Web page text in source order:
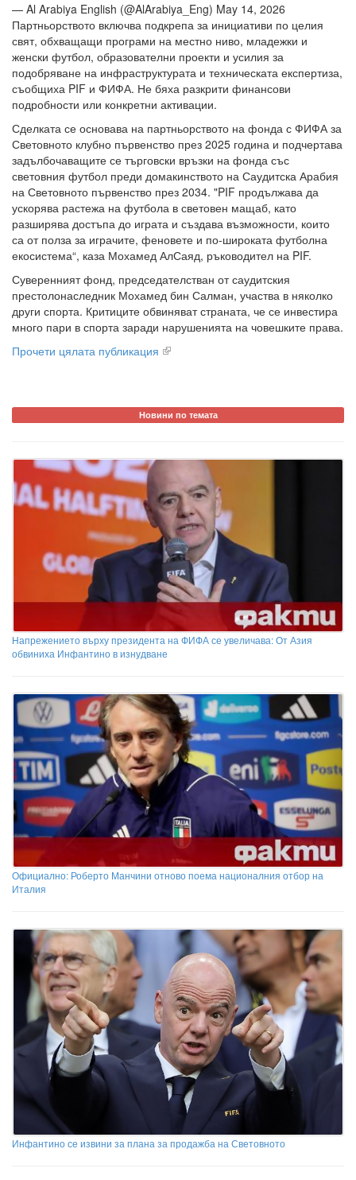
— Al Arabiya English (@AlArabiya_Eng) May 14, 2026
Партньорството включва подкрепа за инициативи по целия
свят, обхващащи програми на местно ниво, младежки и
женски футбол, образователни проекти и усилия за
подобряване на инфраструктурата и техническата експертиза,
съобщиха PIF и ФИФА. Не бяха разкрити финансови
подробности или конкретни активации.
Сделката се основава на партньорството на фонда с ФИФА за
Световното клубно първенство през 2025 година и подчертава
задълбочаващите се търговски връзки на фонда със
световния футбол преди домакинството на Саудитска Арабия
на Световното първенство през 2034. "PIF продължава да
ускорява растежа на футбола в световен мащаб, като
разширява достъпа до играта и създава възможности, които
са от полза за играчите, феновете и по-широката футболна
екосистема“, каза Мохамед АлСаяд, ръководител на PIF.
Суверенният фонд, председателстван от саудитския
престолонаследник Мохамед бин Салман, участва в няколко
други спорта. Критиците обвиняват страната, че се инвестира
много пари в спорта заради нарушенията на човешките права.
Прочети цялата публикация
Новини по темата
Напрежението върху президента на ФИФА се увеличава: От Азия
обвиниха Инфантино в изнудване
Официално: Роберто Манчини отново поема националния отбор на
Италия
Инфантино се извини за плана за продажба на Световното